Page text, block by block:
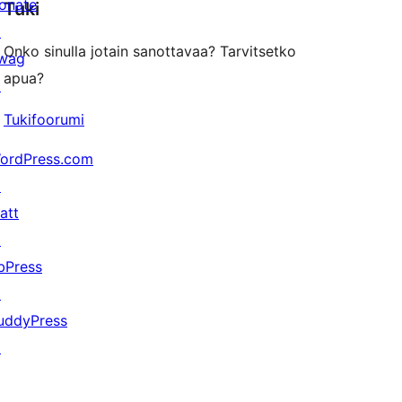
reviews
Tuki
Onko sinulla jotain sanottavaa? Tarvitsetko
apua?
Tukifoorumi